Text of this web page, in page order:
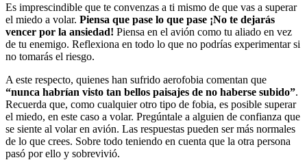
Es imprescindible que te convenzas a ti mismo de que vas a superar
el miedo a volar. Piensa que pase lo que pase ¡No te dejarás
vencer por la ansiedad! Piensa en el avión como tu aliado en vez
de tu enemigo. Reflexiona en todo lo que no podrías experimentar si
no tomarás el riesgo.
A este respecto, quienes han sufrido aerofobia comentan que
“nunca habrían visto tan bellos paisajes de no haberse subido”.
Recuerda que, como cualquier otro tipo de fobia, es posible superar
el miedo, en este caso a volar. Pregúntale a alguien de confianza que
se siente al volar en avión. Las respuestas pueden ser más normales
de lo que crees. Sobre todo teniendo en cuenta que la otra persona
pasó por ello y sobrevivió.